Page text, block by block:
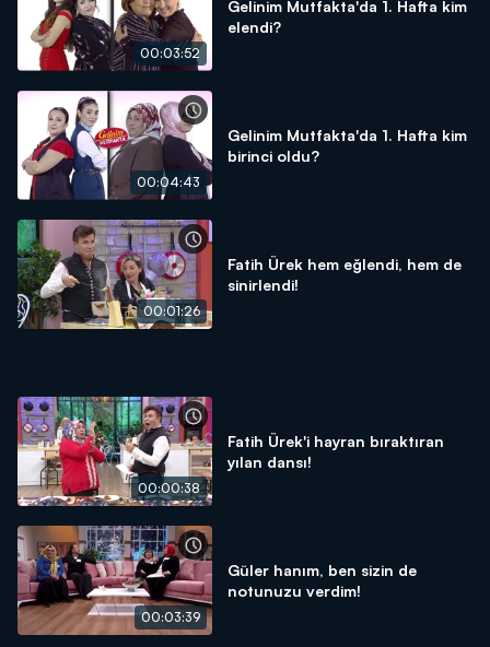
00:03:52
Gelinim Mutfakta'da 1. Hafta kim
elendi?
00:04:43
Gelinim Mutfakta'da 1. Hafta kim
birinci oldu?
00:01:26
Fatih Ürek hem eğlendi, hem de
sinirlendi!
00:00:38
Fatih Ürek'i hayran bıraktıran
yılan dansı!
00:03:39
Güler hanım, ben sizin de
notunuzu verdim!